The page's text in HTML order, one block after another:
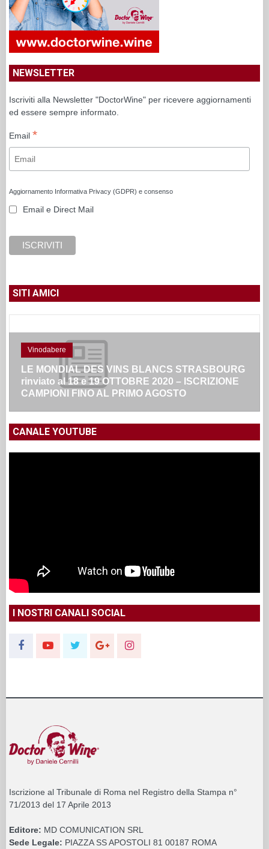
NEWSLETTER
Iscriviti alla Newsletter "DoctorWine" per ricevere aggiornamenti
ed essere sempre informato.
Email *
Aggiornamento Informativa Privacy (GDPR) e consenso
Email e Direct Mail
SITI AMICI
Vinodabere
LE MONDIAL DES VINS BLANCS STRASBOURG
rinviato al 18 e 19 OTTOBRE 2020 – ISCRIZIONE
CAMPIONI FINO AL PRIMO AGOSTO
CANALE YOUTUBE
I NOSTRI CANALI SOCIAL
Iscrizione al Tribunale di Roma nel Registro della Stampa n°
71/2013 del 17 Aprile 2013
Editore: MD COMUNICATION SRL
Sede Legale: PIAZZA SS APOSTOLI 81 00187 ROMA